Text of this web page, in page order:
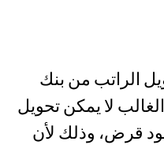
الراتب من بنك
لا يمكن تحويل
قرض، وذلك لأن